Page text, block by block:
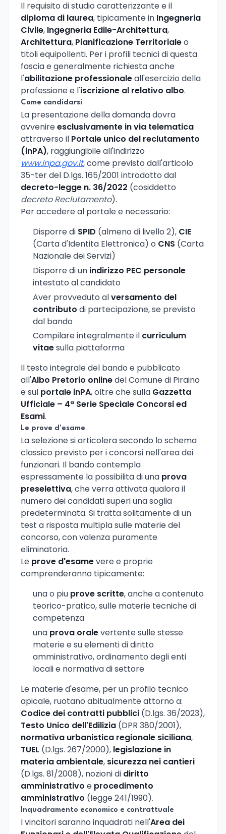
Il requisito di studio caratterizzante e il
diploma di laurea, tipicamente in Ingegneria
Civile, Ingegneria Edile-Architettura,
Architettura, Pianificazione Territorialeo
titoli equipollenti. Per i profili tecnici di questa
fascia e generalmente richiesta anche
l'abilitazione professionaleall'esercizio della
professione e l'iscrizione al relativo albo.
Come candidarsi
La presentazione della domanda dovra
avvenireesclusivamente in via telematica
attraverso il Portale unico del reclutamento
(inPA), raggiungibile all'indirizzo
www.inpa.gov.it, come previsto dall'articolo
35-ter del D.lgs. 165/2001 introdotto dal
decreto-legge n. 36/2022 (cosiddetto
decreto Reclutamento).
Per accedere al portale e necessario:
Disporre di SPID (almeno di livello 2), CIE
(Carta d'Identita Elettronica) o CNS (Carta
Nazionale dei Servizi)
Disporre di un indirizzo PEC personale
intestato al candidato
Aver provveduto alversamento del
contributo di partecipazione, se previsto
dal bando
Compilare integralmente il curriculum
vitaesulla piattaforma
Il testo integrale del bando e pubblicato
all'Albo Pretorio onlinedel Comune di Piraino
e sul portale inPA, oltre che sulla Gazzetta
Ufficiale – 4ª Serie Speciale Concorsi ed
Esami.
Le prove d'esame
La selezione si articolera secondo lo schema
classico previsto per i concorsi nell'area dei
funzionari. Il bando contempla
espressamente la possibilita di una prova
preselettiva, che verra attivata qualora il
numero dei candidati superi una soglia
predeterminata. Si tratta solitamente di un
test a risposta multipla sulle materie del
concorso, con valenza puramente
eliminatoria.
Le prove d'esamevere e proprie
comprenderanno tipicamente:
una o piu prove scritte, anche a contenuto
teorico-pratico, sulle materie tecniche di
competenza
una prova oralevertente sulle stesse
materie e su elementi di diritto
amministrativo, ordinamento degli enti
locali e normativa di settore
Le materie d'esame, per un profilo tecnico
apicale, ruotano abitualmente attorno a:
Codice dei contratti pubblici (D.lgs. 36/2023),
Testo Unico dell'Edilizia (DPR 380/2001),
normativa urbanistica regionale siciliana,
TUEL (D.lgs. 267/2000), legislazione in
materia ambientale, sicurezza nei cantieri
(D.lgs. 81/2008), nozioni di diritto
amministrativo e procedimento
amministrativo (legge 241/1990).
Inquadramento economico e contrattuale
I vincitori saranno inquadrati nell'Area dei